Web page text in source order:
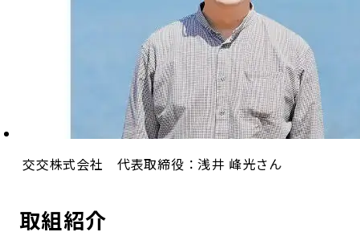
交交株式会社 代表取締役：浅井 峰光さん
取組紹介